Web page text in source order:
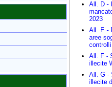
All. D -
2023
All. E -
aree
All. F -
illecite
All. G -
illecite